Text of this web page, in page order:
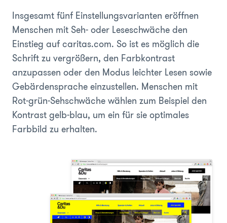
Insgesamt fünf Einstellungsvarianten eröffnen
Menschen mit Seh- oder Leseschwäche den
Einstieg auf caritas.com. So ist es möglich die
Schrift zu vergrößern, den Farbkontrast
anzupassen oder den Modus leichter Lesen sowie
Gebärdensprache einzustellen. Menschen mit
Rot-grün-Sehschwäche wählen zum Beispiel den
Kontrast gelb-blau, um ein für sie optimales
Farbbild zu erhalten.